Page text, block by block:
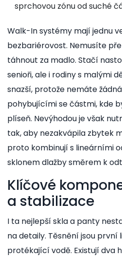
sprchovou zónu od suché
Walk-In systémy mají jednu
bezbariérovost. Nemusíte
táhnout za madlo. Stačí
senioři, ale i rodiny s malými
snazší, protože nemáte
pohybujícími se částmi, kde
plíseň. Nevýhodou je však
tak, aby nezakvápila zbytek
proto kombinují s lineárními
sklonem dlažby směrem k
Klíčové
a stabilizace
I ta nejlepší skla a panty
na detaily. Těsnění jsou
protékající vodě. Existují dva